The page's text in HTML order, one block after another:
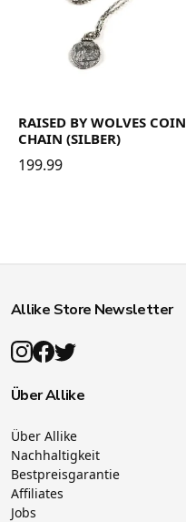
RAISED BY WOLVES COIN
CHAIN (SILBER)
199.99
Allike Store Newsletter
Über Allike
Über Allike
Nachhaltigkeit
Bestpreisgarantie
Affiliates
Jobs